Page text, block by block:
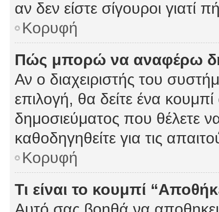
αν δεν είστε σίγουροι γιατί
Κορυφή
Πώς μπορώ να αναφέρω
Αν ο διαχειριστής του
επιλογή, θα δείτε ένα
δημοσιεύματος που θέλετε
καθοδηγηθείτε για τις
Κορυφή
Τι είναι το κουμπί